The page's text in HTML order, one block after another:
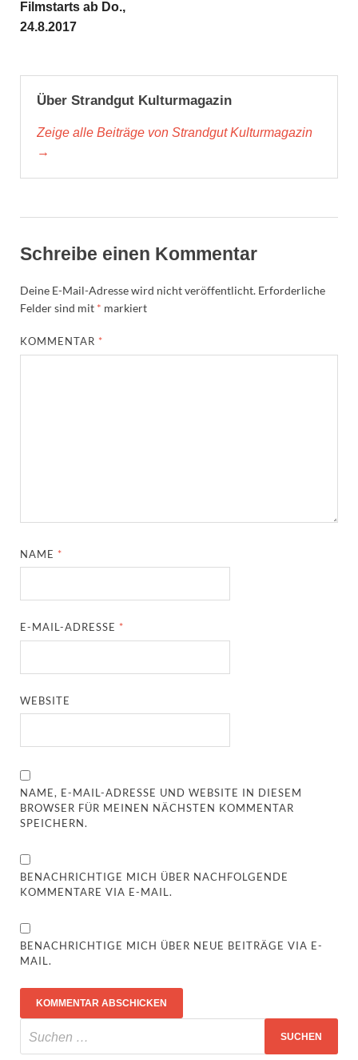
Filmstarts ab Do.,
24.8.2017
Über Strandgut Kulturmagazin
Zeige alle Beiträge von Strandgut Kulturmagazin
→
Schreibe einen Kommentar
Deine E-Mail-Adresse wird nicht veröffentlicht. Erforderliche
Felder sind mit * markiert
KOMMENTAR *
NAME *
E-MAIL-ADRESSE *
WEBSITE
NAME, E-MAIL-ADRESSE UND WEBSITE IN DIESEM
BROWSER FÜR MEINEN NÄCHSTEN KOMMENTAR
SPEICHERN.
BENACHRICHTIGE MICH ÜBER NACHFOLGENDE
KOMMENTARE VIA E-MAIL.
BENACHRICHTIGE MICH ÜBER NEUE BEITRÄGE VIA E-
MAIL.